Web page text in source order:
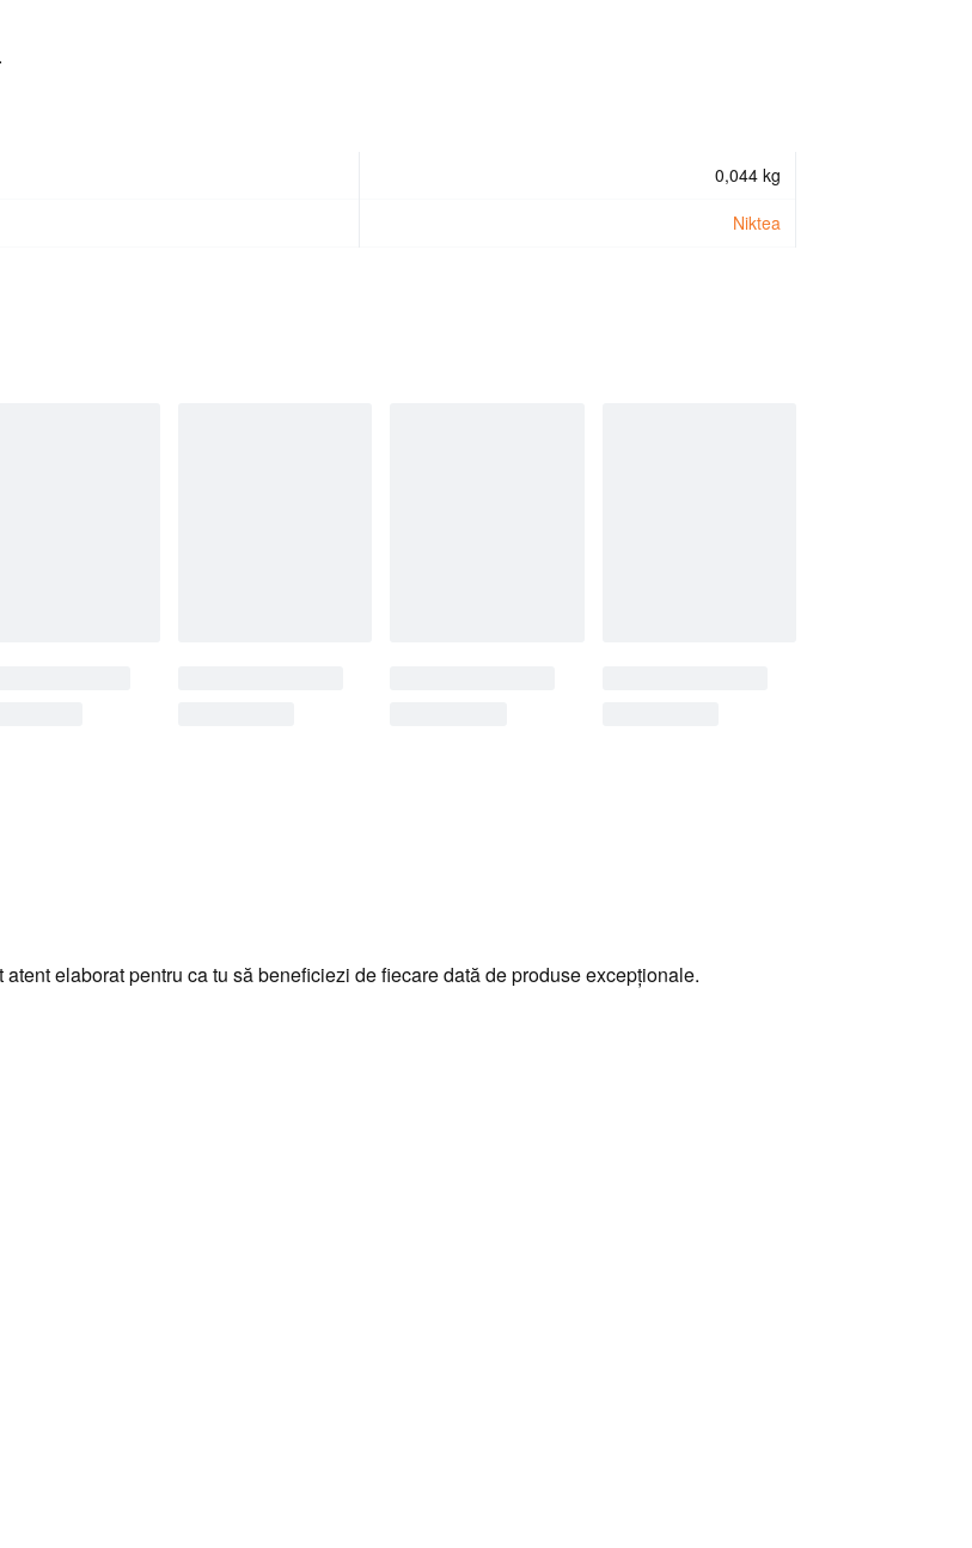
0,044 kg
Niktea
elaborat pentru ca tu să beneficiezi de fiecare dată de produse excepționale.